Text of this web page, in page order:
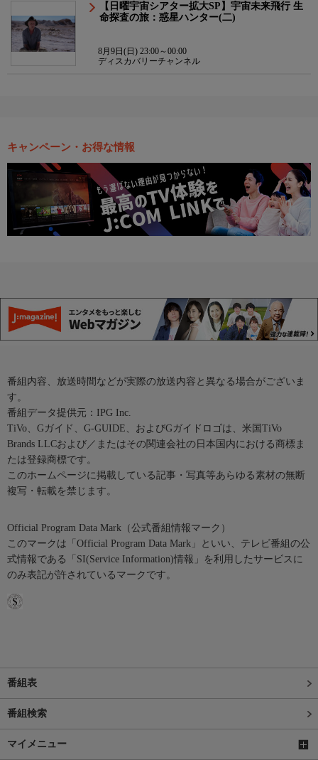
【日曜宇宙シアター拡大SP】宇宙未来飛行 生
命探査の旅：惑星ハンター(二)
8月9日(日) 23:00～00:00
ディスカバリーチャンネル
キャンペーン・お得な情報
番組内容、放送時間などが実際の放送内容と異なる場合がございま
す。
番組データ提供元：IPG Inc.
TiVo、Gガイド、G-GUIDE、およびGガイドロゴは、米国TiVo
Brands LLCおよび／またはその関連会社の日本国内における商標ま
たは登録商標です。
このホームページに掲載している記事・写真等あらゆる素材の無断
複写・転載を禁じます。
Official Program Data Mark（公式番組情報マーク）
このマークは「Official Program Data Mark」といい、テレビ番組の公
式情報である「SI(Service Information)情報」を利用したサービスに
のみ表記が許されているマークです。
番組表
番組検索
マイメニュー